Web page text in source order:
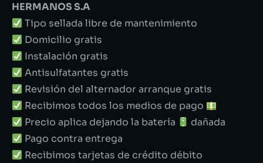
HERMANOS S.A
Tipo sellada libre de mantenimiento
Domicilio gratis
Instalación gratis
Antisulfatantes gratis
Revisión del alternador arranque gratis
Recibimos todos los medios de pago
Precio aplica dejando la batería
dañada
Pago contra entrega
Recibimos tarjetas de crédito débito